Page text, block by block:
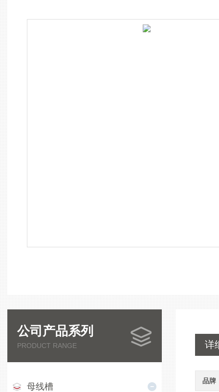
公司产品系列
PRODUCT RANGE
母线槽
详
品牌